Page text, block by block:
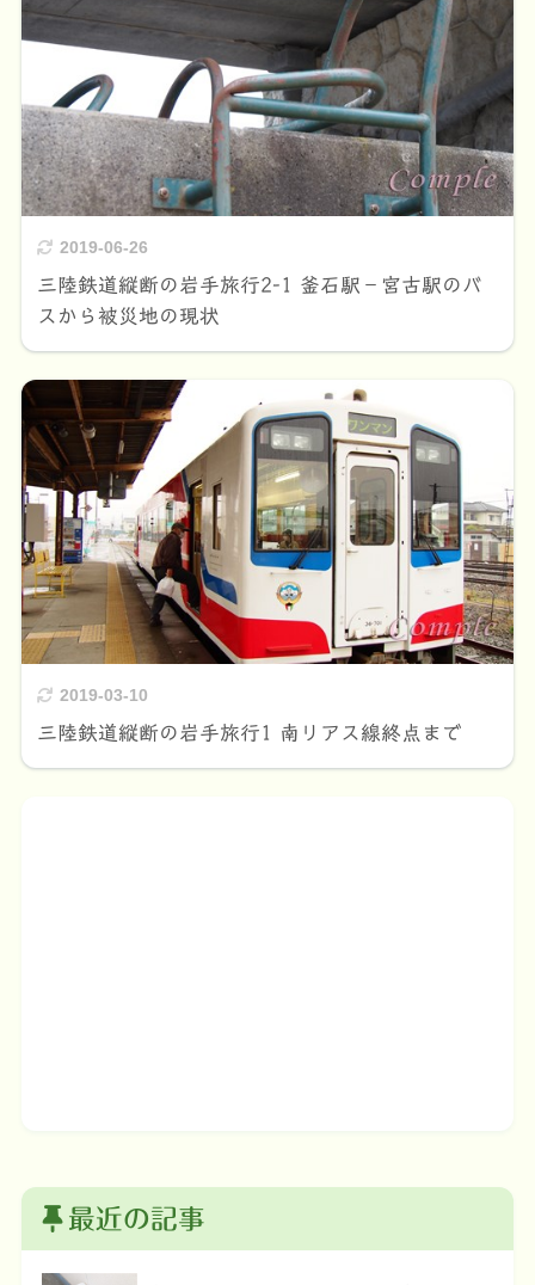
2019-06-26
三陸鉄道縦断の岩手旅行2-1 釜石駅－宮古駅のバ
スから被災地の現状
2019-03-10
三陸鉄道縦断の岩手旅行1 南リアス線終点まで
最近の記事